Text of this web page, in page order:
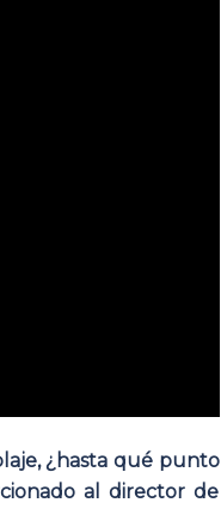
¿hasta qué punto
al director de